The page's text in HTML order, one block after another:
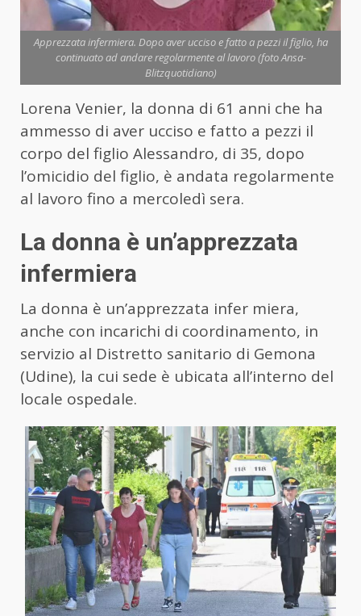
Apprezzata infermiera. Dopo aver ucciso e fatto a pezzi il figlio, ha
continuato ad andare regolarmente al lavoro (foto Ansa-
Blitzquotidiano)
Lorena Venier, la donna di 61 anni che ha
ammesso di aver ucciso e fatto a pezzi il
corpo del figlio Alessandro, di 35, dopo
l’omicidio del figlio, è andata regolarmente
al lavoro fino a mercoledì sera.
La donna è un’apprezzata
infermiera
La donna è un’apprezzata infer miera,
anche con incarichi di coordinamento, in
servizio al Distretto sanitario di Gemona
(Udine), la cui sede è ubicata all’interno del
locale ospedale.